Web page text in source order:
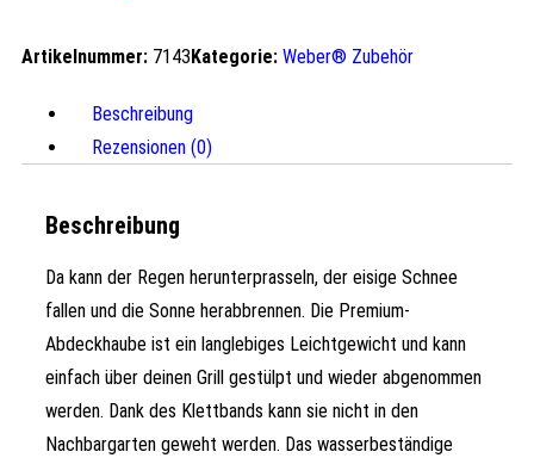
Artikelnummer: 7143Kategorie: Weber® Zubehör
Beschreibung
Rezensionen (0)
Beschreibung
Da kann der Regen herunterprasseln, der eisige Schnee
fallen und die Sonne herabbrennen. Die Premium-
Abdeckhaube ist ein langlebiges Leichtgewicht und kann
einfach über deinen Grill gestülpt und wieder abgenommen
werden. Dank des Klettbands kann sie nicht in den
Nachbargarten geweht werden. Das wasserbeständige